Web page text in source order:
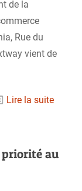
de la
Rue du
vient de
Lire la suite
priorité au